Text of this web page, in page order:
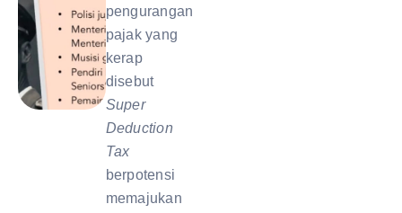
pengurangan
pajak yang
kerap
disebut
Super
Deduction
Tax
berpotensi
memajukan